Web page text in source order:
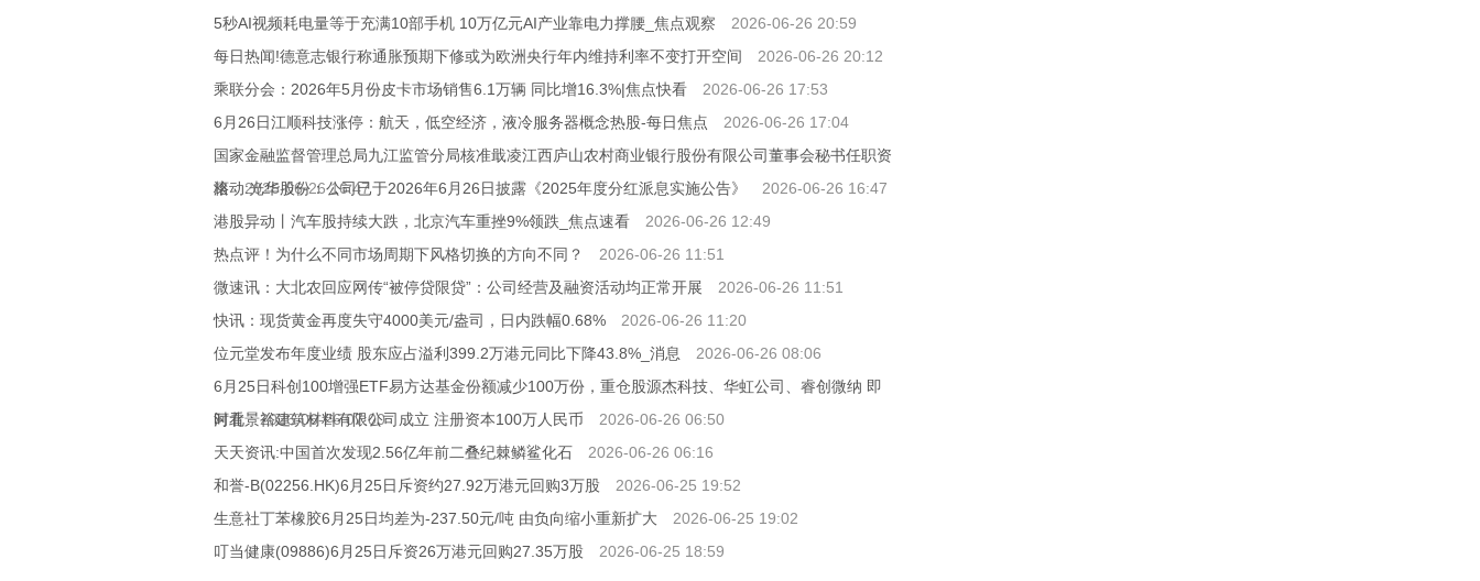
5秒AI视频耗电量等于充满10部手机 10万亿元AI产业靠电力撑腰_焦点观察
2026-06-26 20:59
每日热闻!德意志银行称通胀预期下修或为欧洲央行年内维持利率不变打开空间
2026-06-26 20:12
乘联分会：2026年5月份皮卡市场销售6.1万辆 同比增16.3%|焦点快看
2026-06-26 17:53
6月26日江顺科技涨停：航天，低空经济，液冷服务器概念热股-每日焦点
2026-06-26 17:04
国家金融监督管理总局九江监管分局核准戢凌江西庐山农村商业银行股份有限公司董事会秘书任职资
格
2026-06-26 16:47
滚动:光华股份：公司已于2026年6月26日披露《2025年度分红派息实施公告》
2026-06-26 16:47
港股异动丨汽车股持续大跌，北京汽车重挫9%领跌_焦点速看
2026-06-26 12:49
热点评！为什么不同市场周期下风格切换的方向不同？
2026-06-26 11:51
微速讯：大北农回应网传“被停贷限贷”：公司经营及融资活动均正常开展
2026-06-26 11:51
快讯：现货黄金再度失守4000美元/盎司，日内跌幅0.68%
2026-06-26 11:20
位元堂发布年度业绩 股东应占溢利399.2万港元同比下降43.8%_消息
2026-06-26 08:06
6月25日科创100增强ETF易方达基金份额减少100万份，重仓股源杰科技、华虹公司、睿创微纳 即
时看
2026-06-26 07:00
河北景裕建筑材料有限公司成立 注册资本100万人民币
2026-06-26 06:50
天天资讯:中国首次发现2.56亿年前二叠纪棘鳞鲨化石
2026-06-26 06:16
和誉-B(02256.HK)6月25日斥资约27.92万港元回购3万股
2026-06-25 19:52
生意社丁苯橡胶6月25日均差为-237.50元/吨 由负向缩小重新扩大
2026-06-25 19:02
叮当健康(09886)6月25日斥资26万港元回购27.35万股
2026-06-25 18:59